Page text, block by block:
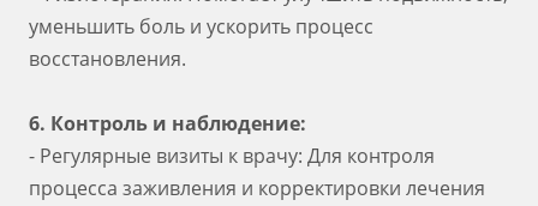
уменьшить боль и ускорить процесс
восстановления.
6. Контроль и наблюдение:
- Регулярные визиты к врачу: Для контроля
процесса заживления и корректировки лечения